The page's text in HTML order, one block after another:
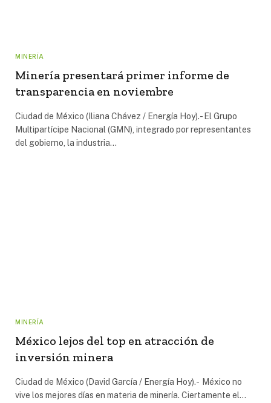
MINERÍA
Minería presentará primer informe de
transparencia en noviembre
Ciudad de México (Iliana Chávez / Energía Hoy).- El Grupo
Multipartícipe Nacional (GMN), integrado por representantes
del gobierno, la industria…
MINERÍA
México lejos del top en atracción de
inversión minera
Ciudad de México (David García / Energía Hoy).- México no
vive los mejores días en materia de minería. Ciertamente el…